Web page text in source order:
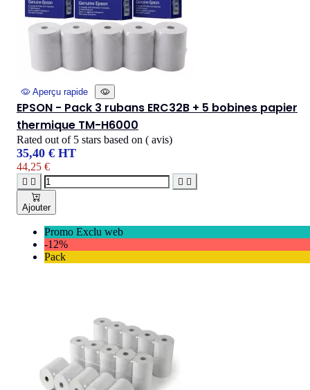
Aperçu rapide
EPSON - Pack 3 rubans ERC32B + 5 bobines papier
thermique TM-H6000
Rated out of 5 stars based on ( avis)
35,40 € HT
44,25 €
   
Ajouter
Promo Exclu web
-12%
Pack